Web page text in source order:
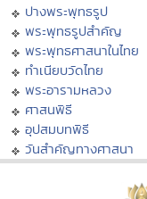
ปางพระพุทธรูป
พระพุทธรูปสำคัญ
พระพุทธศาสนาในไทย
ทำเนียบวัดไทย
พระอารามหลวง
ศาสนพิธี
อุปสมบทพิธี
วันสำคัญทางศาสนา